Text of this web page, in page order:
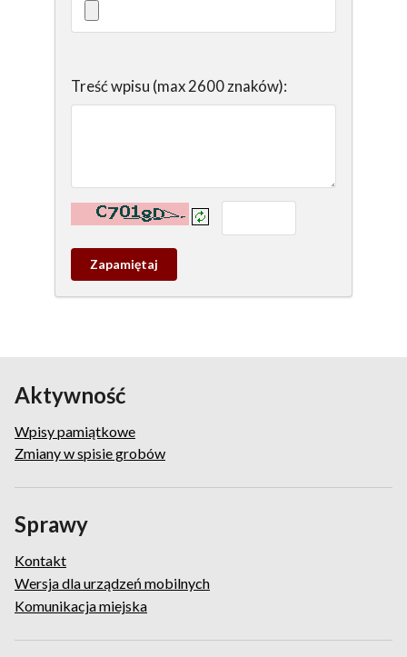
Treść wpisu (max 2600 znaków):
Kontrola - wprowadź tekst z obrazka:
Zapamietaj
wpis
Aktywność
Wpisy pamiątkowe
Zmiany w spisie grobów
Sprawy
Kontakt
Wersja dla urządzeń mobilnych
Komunikacja miejska